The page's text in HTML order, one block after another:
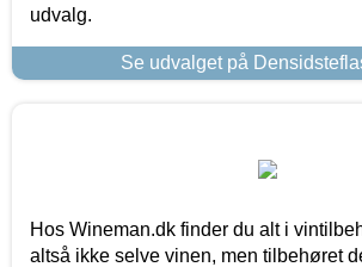
udvalg.
Se udvalget på
Hos Wineman.dk finder du alt i
altså ikke selve vinen, men tilbehøret